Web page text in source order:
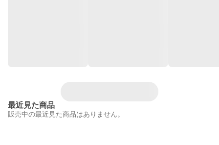
最近見た商品
販売中の最近見た商品はありません。